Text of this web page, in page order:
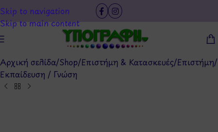
Skip to navigation
Skip to main content
Αρχική σελίδα/Shop/Επιστήμη & Κατασκευές/Επιστήμη/
Εκπαίδευση / Γνώση